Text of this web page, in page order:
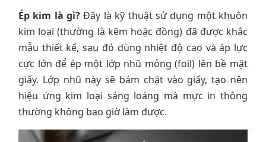
Ép kim là gì? Đây là kỹ thuật sử dụng một khuôn
kim loại (thường là kẽm hoặc đồng) đã được khắc
mẫu thiết kế, sau đó dùng nhiệt độ cao và áp lực
cực lớn để ép một lớp nhũ mỏng (foil) lên bề mặt
giấy. Lớp nhũ này sẽ bám chặt vào giấy, tạo nên
hiệu ứng kim loại sáng loáng mà mực in thông
thường không bao giờ làm được.